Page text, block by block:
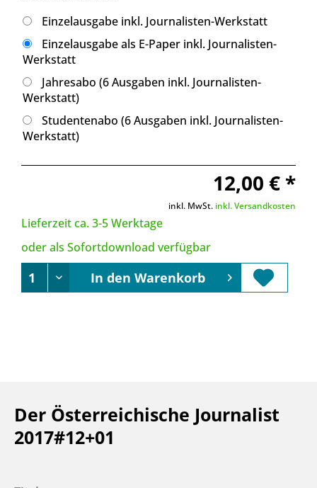
Einzelausgabe inkl. Journalisten-Werkstatt
Einzelausgabe als E-Paper inkl. Journalisten-
Werkstatt
Jahresabo (6 Ausgaben inkl. Journalisten-
Werkstatt)
Studentenabo (6 Ausgaben inkl. Journalisten-
Werkstatt)
12,00 € *
inkl. MwSt. inkl. Versandkosten
Lieferzeit ca. 3-5 Werktage
oder als Sofortdownload verfügbar
In den Warenkorb
Der Österreichische Journalist
2017#12+01